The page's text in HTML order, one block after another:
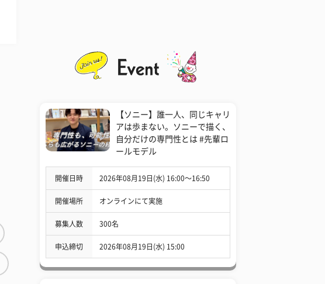
【ソニー】誰一人、同じキャリ
アは歩まない。ソニーで描く、
自分だけの専門性とは #先輩ロ
ールモデル
開催日時 2026年08月19日(水) 16:00〜16:50
開催場所 オンラインにて実施
募集人数 300名
申込締切 2026年08月19日(水) 15:00